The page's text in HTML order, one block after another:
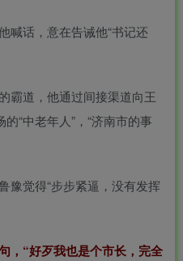
喊话，意在告诫他“书记还
霸道，他通过间接渠道向王
“中老年人”，“济南市的事
豫觉得“步步紧逼，没有发挥
，“好歹我也是个市长，完全